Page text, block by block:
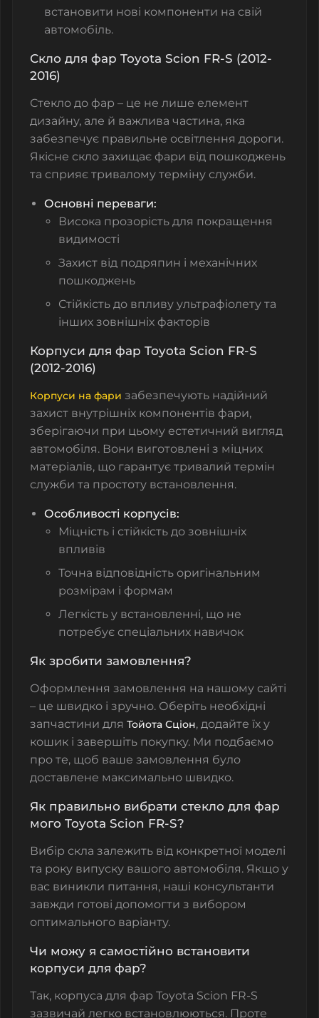
встановити нові компоненти на свій
автомобіль.
Скло для фар Toyota Scion FR-S (2012-
2016)
Стекло до фар – це не лише елемент
дизайну, але й важлива частина, яка
забезпечує правильне освітлення дороги.
Якісне скло захищає фари від пошкоджень
та сприяє тривалому терміну служби.
Основні переваги:
Висока прозорість для покращення
видимості
Захист від подряпин і механічних
пошкоджень
Стійкість до впливу ультрафіолету та
інших зовнішніх факторів
Корпуси для фар Toyota Scion FR-S
(2012-2016)
Корпуси на фари забезпечують надійний
захист внутрішніх компонентів фари,
зберігаючи при цьому естетичний вигляд
автомобіля. Вони виготовлені з міцних
матеріалів, що гарантує тривалий термін
служби та простоту встановлення.
Особливості корпусів:
Міцність і стійкість до зовнішніх
впливів
Точна відповідність оригінальним
розмірам і формам
Легкість у встановленні, що не
потребує спеціальних навичок
Як зробити замовлення?
Оформлення замовлення на нашому сайті
– це швидко і зручно. Оберіть необхідні
запчастини для Тойота Сціон, додайте їх у
кошик і завершіть покупку. Ми подбаємо
про те, щоб ваше замовлення було
доставлене максимально швидко.
Як правильно вибрати стекло для фар
мого Toyota Scion FR-S?
Вибір скла залежить від конкретної моделі
та року випуску вашого автомобіля. Якщо у
вас виникли питання, наші консультанти
завжди готові допомогти з вибором
оптимального варіанту.
Чи можу я самостійно встановити
корпуси для фар?
Так, корпуса для фар Toyota Scion FR-S
зазвичай легко встановлюються. Проте